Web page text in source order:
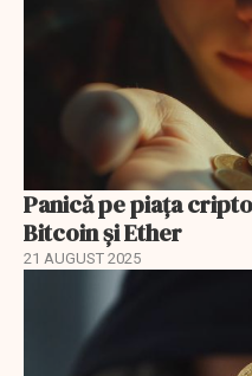
Panică pe piața
Bitcoin și Ether
21 AUGUST 2025